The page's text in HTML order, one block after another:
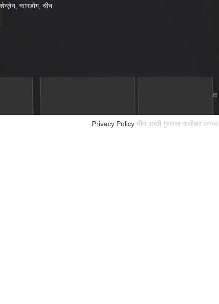
शेन्ज़ेन, ग्वांगडोंग, चीन
Privacy Policy चीन अच्छी गुणवत्ता नालीदार